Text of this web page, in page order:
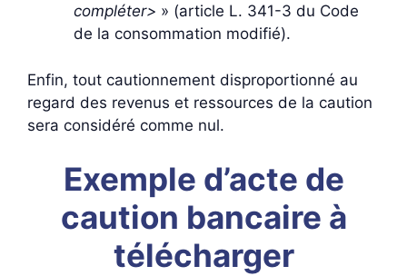
compléter> » (article L. 341-3 du Code
de la consommation modifié).
Enfin, tout cautionnement disproportionné au
regard des revenus et ressources de la caution
sera considéré comme nul.
Exemple d’acte de
caution bancaire à
télécharger